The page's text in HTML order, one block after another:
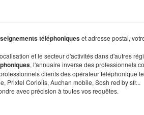
téléphoniqueset adresse postal,
et le secteur d'activités dans d'autres
, l'annuaire inverse des professionnels
clients des opérateur téléphonique
Prixtel Coriolis, Auchan mobile, Sosh red by sfr...
avec précision à toutes vos requêtes.